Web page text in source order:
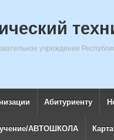
учреждение
Абитуриенту
АВТОШКОЛА